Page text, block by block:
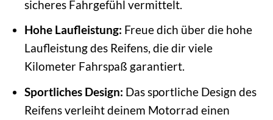
sicheres Fahrgefühl vermittelt.
Hohe Laufleistung: Freue dich über die hohe
Laufleistung des Reifens, die dir viele
Kilometer Fahrspaß garantiert.
Sportliches Design: Das sportliche Design des
Reifens verleiht deinem Motorrad einen